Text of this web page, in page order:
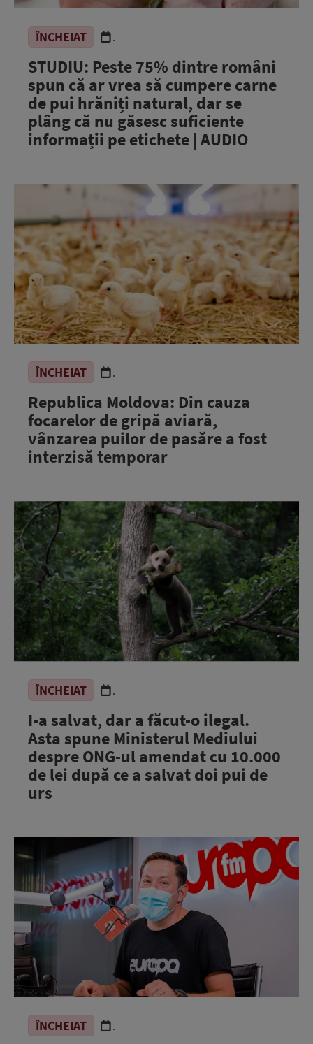
ÎNCHEIAT .
STUDIU: Peste 75% dintre români
spun că ar vrea să cumpere carne
de pui hrăniți natural, dar se
plâng că nu găsesc suficiente
informații pe etichete | AUDIO
ÎNCHEIAT .
Republica Moldova: Din cauza
focarelor de gripă aviară,
vânzarea puilor de pasăre a fost
interzisă temporar
ÎNCHEIAT .
I-a salvat, dar a făcut-o ilegal.
Asta spune Ministerul Mediului
despre ONG-ul amendat cu 10.000
de lei după ce a salvat doi pui de
urs
ÎNCHEIAT .